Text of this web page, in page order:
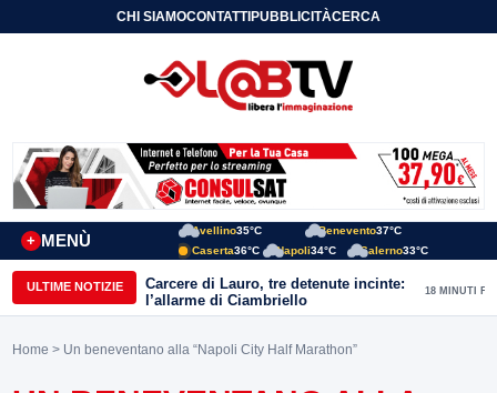
CHI SIAMOCONTATTIPUBBLICITÀCERCA
MENÙ
+
Avellino35°C Benevento37°C
Caserta36°C Napoli34°C Salerno33°C
ULTIME NOTIZIE
Carcere di Lauro, tre detenute incinte:
l’allarme di Ciambriello
18 MINUTI FA
Home > Un beneventano alla “Napoli City Half Marathon”